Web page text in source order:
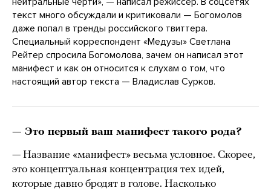
текст много обсуждали и критиковали — Богомолов
даже попал в тренды российского твиттера.
Специальный корреспондент «Медузы» Светлана
Рейтер спросила Богомолова, зачем он написал этот
манифест и как он относится к слухам о том, что
настоящий автор текста — Владислав Сурков.
— Это первый ваш манифест такого рода?
— Название «манифест» весьма условное. Скорее,
это концептуальная концентрация тех идей,
которые давно бродят в голове. Насколько